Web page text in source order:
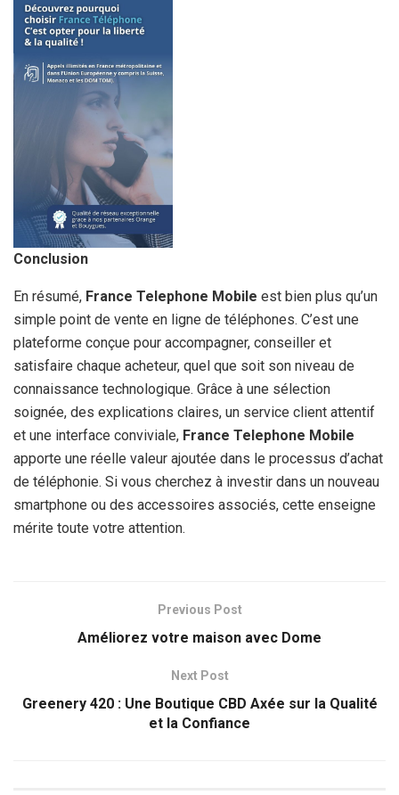
Conclusion
En résumé, France Telephone Mobile est bien plus qu’un
simple point de vente en ligne de téléphones. C’est une
plateforme conçue pour accompagner, conseiller et
satisfaire chaque acheteur, quel que soit son niveau de
connaissance technologique. Grâce à une sélection
soignée, des explications claires, un service client attentif
et une interface conviviale, France Telephone Mobile
apporte une réelle valeur ajoutée dans le processus d’achat
de téléphonie. Si vous cherchez à investir dans un nouveau
smartphone ou des accessoires associés, cette enseigne
mérite toute votre attention.
Previous Post
Améliorez votre maison avec Dome
Next Post
Greenery 420 : Une Boutique CBD Axée sur la Qualité
et la Confiance